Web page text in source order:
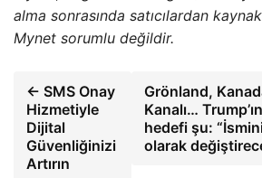
alma sonrasında satıcılardan
Mynet sorumlu değildir.
← SMS Onay
Hizmetiyle
Dijital
Güvenliğinizi
Artırın
Grönland,
Kanalı…
hedefi şu:
olarak